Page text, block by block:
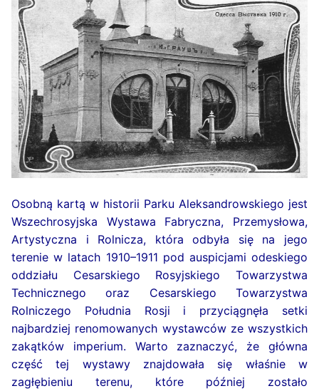
Osobną kartą w historii Parku Aleksandrowskiego jest
Wszechrosyjska Wystawa Fabryczna, Przemysłowa,
Artystyczna i Rolnicza, która odbyła się na jego
terenie w latach 1910–1911 pod auspicjami odeskiego
oddziału Cesarskiego Rosyjskiego Towarzystwa
Technicznego oraz Cesarskiego Towarzystwa
Rolniczego Południa Rosji i przyciągnęła setki
najbardziej renomowanych wystawców ze wszystkich
zakątków imperium. Warto zaznaczyć, że główna
część tej wystawy znajdowała się właśnie w
zagłębieniu terenu, które później zostało